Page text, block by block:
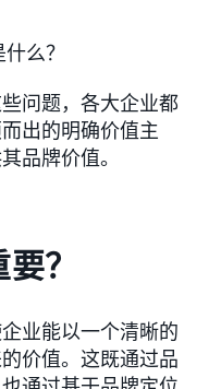
么？
问题，各大企业都
出的明确价值主
品牌价值。
？
业能以一个清晰的
价值。这既通过品